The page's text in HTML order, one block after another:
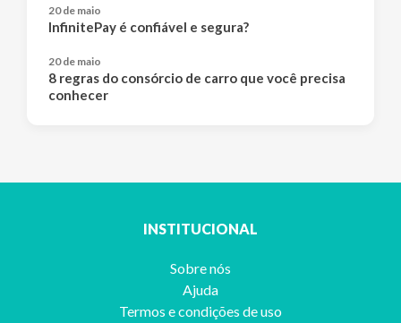
20 de maio
InfinitePay é confiável e segura?
20 de maio
8 regras do consórcio de carro que você precisa
conhecer
INSTITUCIONAL
Sobre nós
Ajuda
Termos e condições de uso